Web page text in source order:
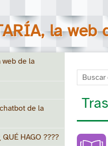
la
web de la
de la
HAGO ????
Buscar